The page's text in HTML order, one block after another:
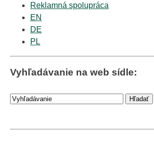
Reklamná spolupráca
EN
DE
PL
Vyhľadávanie na web sídle: